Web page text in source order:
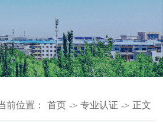
前位置： 首页 -> 专业认证 -> 正文